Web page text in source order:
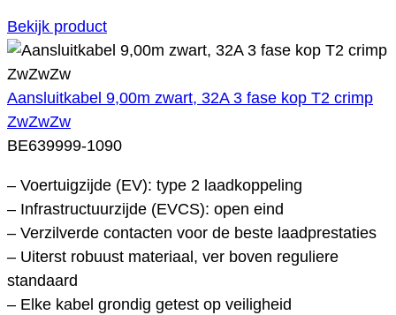
Bekijk product
Aansluitkabel 9,00m zwart, 32A 3 fase kop T2 crimp
ZwZwZw
BE639999-1090
– Voertuigzijde (EV): type 2 laadkoppeling
– Infrastructuurzijde (EVCS): open eind
– Verzilverde contacten voor de beste laadprestaties
– Uiterst robuust materiaal, ver boven reguliere
standaard
– Elke kabel grondig getest op veiligheid